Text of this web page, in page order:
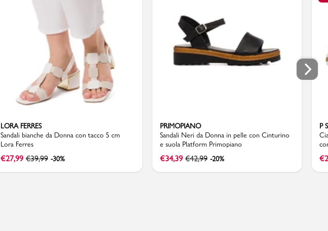
LORA FERRES
Sandali bianche da Donna con tacco 5 cm
Lora Ferres
€27,99 €39,99 -30%
PRIMOPIANO
Sandali Neri da Donna in pelle con Cinturino
e suola Platform Primopiano
€34,39 €42,99 -20%
P
€